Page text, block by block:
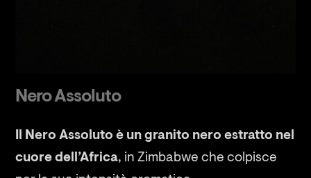
Nero Assoluto
Il Nero Assoluto è un granito nero estratto nel
cuore dell’Africa, in Zimbabwe che colpisce